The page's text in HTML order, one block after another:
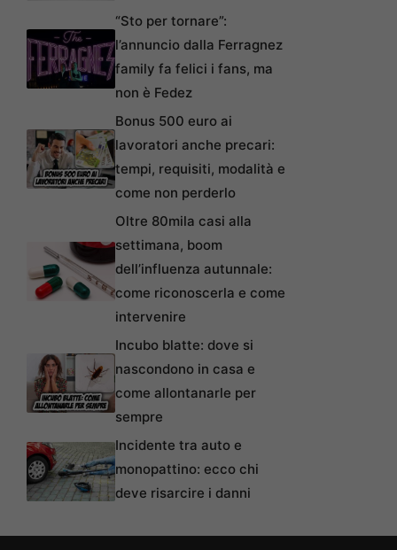
“Sto per tornare”:
l’annuncio dalla Ferragnez
family fa felici i fans, ma
non è Fedez
Bonus 500 euro ai
lavoratori anche precari:
tempi, requisiti, modalità e
come non perderlo
Oltre 80mila casi alla
settimana, boom
dell’influenza autunnale:
come riconoscerla e come
intervenire
Incubo blatte: dove si
nascondono in casa e
come allontanarle per
sempre
Incidente tra auto e
monopattino: ecco chi
deve risarcire i danni